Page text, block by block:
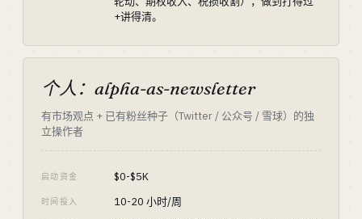
+讲得清。
个人：alpha-as-newsletter
有市场观点 + 已有粉丝种子（Twitter / 公众号 / 雪球）的独
立操作者
启动资金 $0-$5K
时间投入 10-20 小时/周